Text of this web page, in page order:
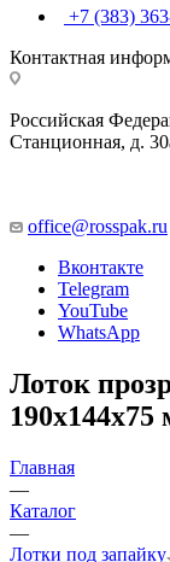
+7 (383)
Контактная
Российская
Станционная, д.
office@rosspak.ru
Вконтакте
Telegram
YouTube
WhatsApp
Лоток
190х144х75
Главная
—
Каталог
—
Лотки под запайку